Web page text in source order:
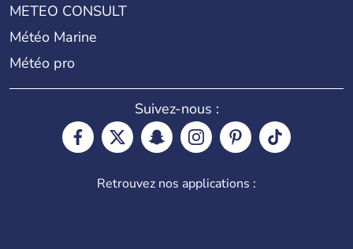
METEO CONSULT
Météo Marine
Météo pro
Suivez-nous :
Retrouvez nos applications :